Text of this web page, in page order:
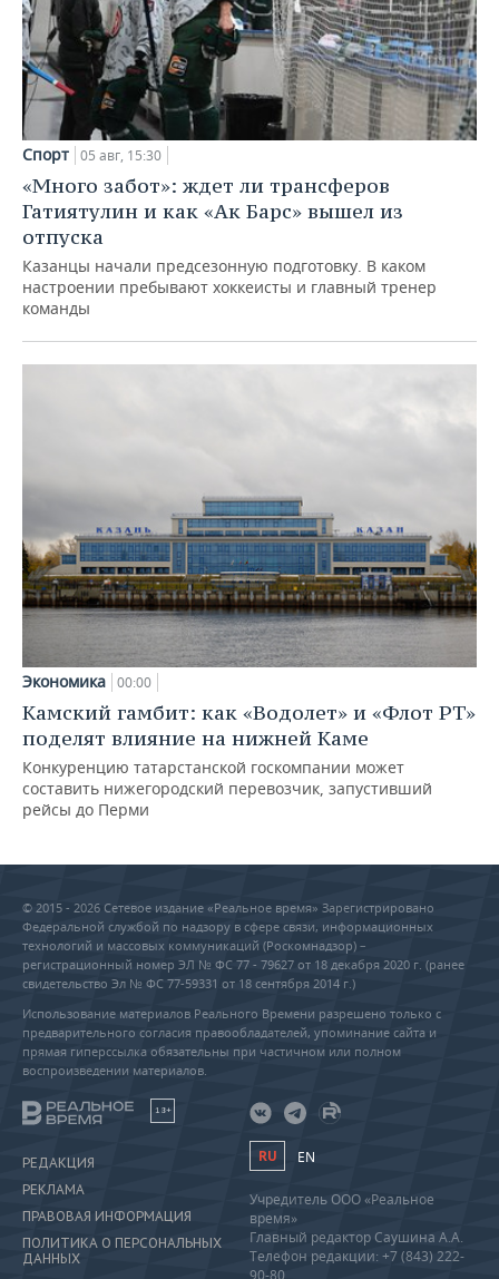
Спорт 05 авг, 15:30
«Много забот»: ждет ли трансферов
Гатиятулин и как «Ак Барс» вышел из
отпуска
Казанцы начали предсезонную подготовку. В каком
настроении пребывают хоккеисты и главный тренер
команды
Экономика 00:00
Камский гамбит: как «Водолет» и «Флот РТ»
поделят влияние на нижней Каме
Конкуренцию татарстанской госкомпании может
составить нижегородский перевозчик, запустивший
рейсы до Перми
© 2015 - 2026 Сетевое издание «Реальное время» Зарегистрировано
Федеральной службой по надзору в сфере связи, информационных
технологий и массовых коммуникаций (Роскомнадзор) –
регистрационный номер ЭЛ № ФС 77 - 79627 от 18 декабря 2020 г. (ранее
свидетельство Эл № ФС 77-59331 от 18 сентября 2014 г.)
Использование материалов Реального Времени разрешено только с
предварительного согласия правообладателей, упоминание сайта и
прямая гиперссылка обязательны при частичном или полном
воспроизведении материалов.
18+
РЕДАКЦИЯ
РЕКЛАМА
ПРАВОВАЯ ИНФОРМАЦИЯ
ПОЛИТИКА О ПЕРСОНАЛЬНЫХ
ДАННЫХ
RU EN
Учредитель ООО «Реальное
время»
Главный редактор Саушина А.А.
Телефон редакции: +7 (843) 222-
90-80